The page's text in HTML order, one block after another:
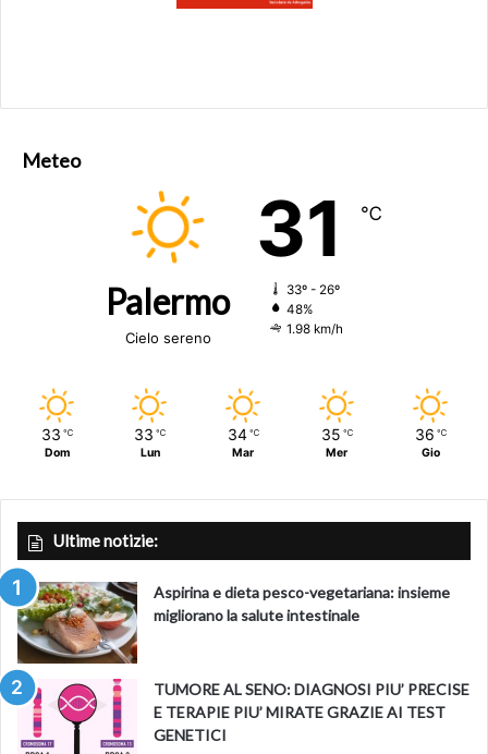
Meteo
Palermo
Cielo sereno
31 ℃
33º - 26º
48%
1.98 km/h
33 ℃
Dom
33 ℃
Lun
34 ℃
Mar
35 ℃
Mer
36 ℃
Gio
Ultime notizie:
Aspirina e dieta pesco-vegetariana: insieme
migliorano la salute intestinale
TUMORE AL SENO: DIAGNOSI PIU’ PRECISE
E TERAPIE PIU’ MIRATE GRAZIE AI TEST
GENETICI